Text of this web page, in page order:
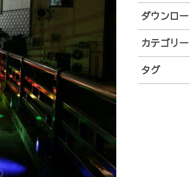
ダウンロ
カテゴリー
タグ